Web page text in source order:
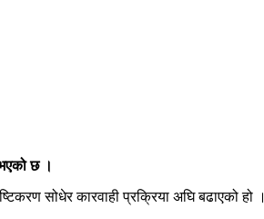
छ ।
सोधेर कारवाही प्रक्रिया अघि बढाएको हो ।